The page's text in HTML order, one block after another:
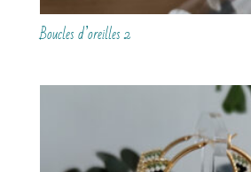
Boucles d’oreilles 2